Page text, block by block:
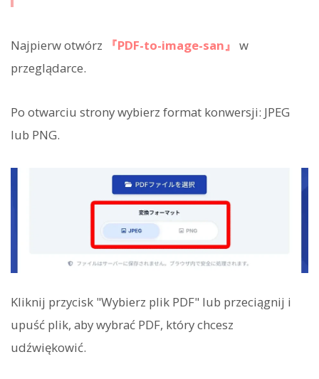
Najpierw otwórz 『PDF-to-image-san』 w
przeglądarce.
Po otwarciu strony wybierz format konwersji: JPEG
lub PNG.
Kliknij przycisk "Wybierz plik PDF" lub przeciągnij i
upuść plik, aby wybrać PDF, który chcesz
udźwiękowić.